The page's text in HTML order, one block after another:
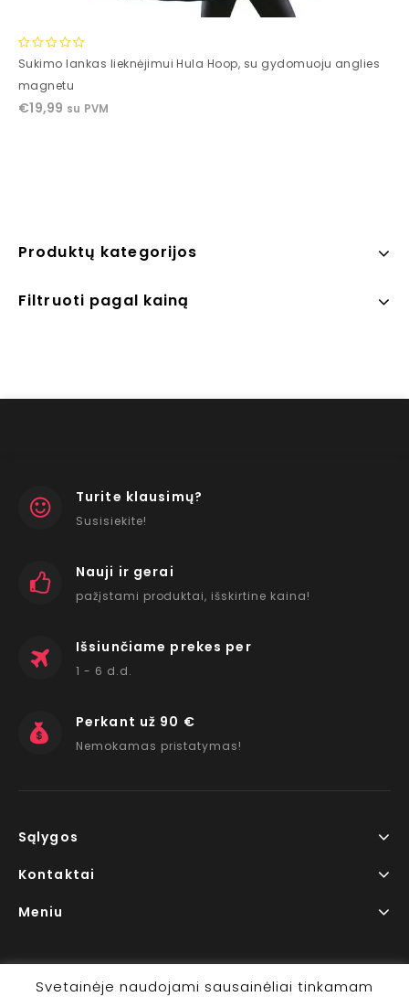
0
of
5
Sukimo lankas lieknėjimui Hula Hoop, su gydomuoju anglies
magnetu
€19,99 su PVM
Produktų kategorijos
Filtruoti pagal kainą
Turite klausimų?
Susisiekite!
Nauji ir gerai
pažįstami produktai, išskirtine kaina!
Išsiunčiame prekes per
1 - 6 d.d.
Perkant už 90 €
Nemokamas pristatymas!
Sąlygos
Kontaktai
Meniu
Svetainėje naudojami sausainėliai tinkamam